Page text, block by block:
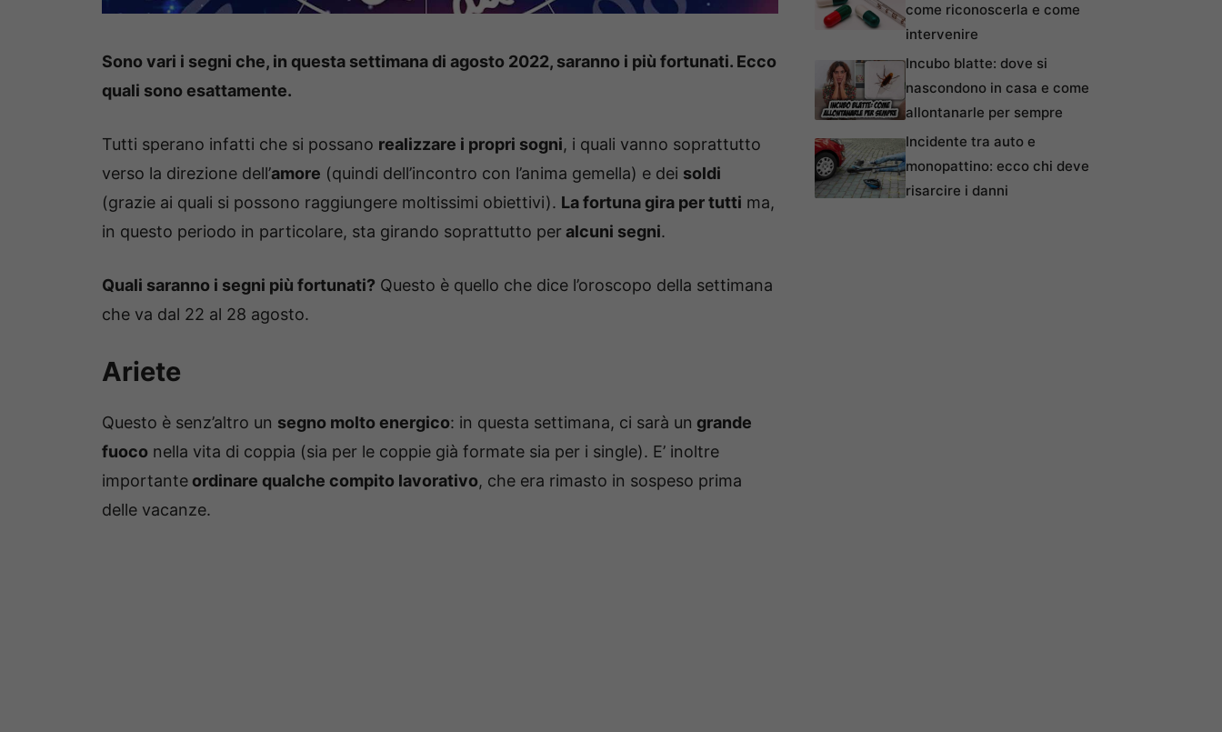
Sono vari i segni che, in questa settimana di agosto 2022, saranno i più fortunati. Ecco
quali sono esattamente.
Tutti sperano infatti che si possano realizzare i propri sogni, i quali vanno soprattutto
verso la direzione dell’amore (quindi dell’incontro con l’anima gemella) e dei soldi
(grazie ai quali si possono raggiungere moltissimi obiettivi). La fortuna gira per tutti ma,
in questo periodo in particolare, sta girando soprattutto peralcuni segni.
Quali saranno i segni più fortunati? Questo è quello che dice l’oroscopo della settimana
che va dal 22 al 28 agosto.
Ariete
Questo è senz’altro un segno molto energico: in questa settimana, ci sarà un grande
fuoco nella vita di coppia (sia per le coppie già formate sia per i single). E’ inoltre
importante ordinare qualche compito lavorativo, che era rimasto in sospeso prima
delle vacanze.
come riconoscerla e come
intervenire
Incubo blatte: dove si
nascondono in casa e come
allontanarle per sempre
Incidente tra auto e
monopattino: ecco chi deve
risarcire i danni